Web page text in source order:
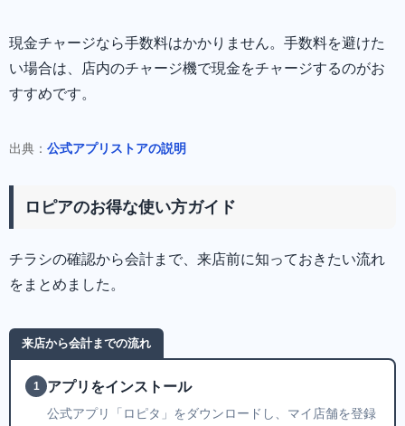
現金チャージなら手数料はかかりません。手数料を避けた
い場合は、店内のチャージ機で現金をチャージするのがお
すすめです。
出典： 公式アプリストアの説明
ロピアのお得な使い方ガイド
チラシの確認から会計まで、来店前に知っておきたい流れ
をまとめました。
来店から会計までの流れ
1 アプリをインストール
公式アプリ「ロピタ」をダウンロードし、マイ店舗を登録